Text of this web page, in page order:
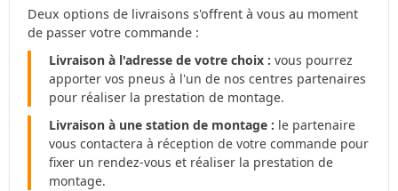
Deux options de livraisons s'offrent à vous au moment
de passer votre commande :
Livraison à l'adresse de votre choix : vous pourrez
apporter vos pneus à l'un de nos centres partenaires
pour réaliser la prestation de montage.
Livraison à une station de montage : le partenaire
vous contactera à réception de votre commande pour
fixer un rendez-vous et réaliser la prestation de
montage.